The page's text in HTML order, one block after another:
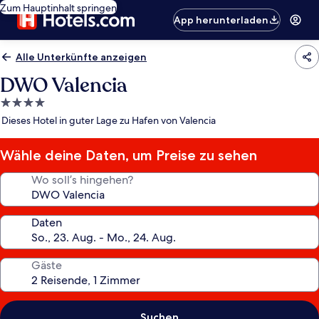
Zum Hauptinhalt springen
App herunterladen
Alle Unterkünfte anzeigen
DWO Valencia
4.0-
Sterne-
Dieses Hotel in guter Lage zu Hafen von Valencia
Wähle deine Daten, um Preise zu sehen
Wo soll’s hingehen?
Daten
Gäste